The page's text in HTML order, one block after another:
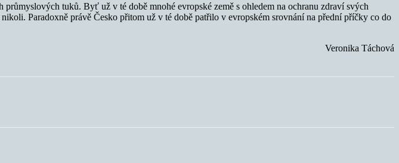
tuků. Byť už v té době mnohé evropské země s ohledem na ochranu zdraví svých
Paradoxně právě Česko přitom už v té době patřilo v evropském srovnání na přední příčky co do
Veronika Táchová